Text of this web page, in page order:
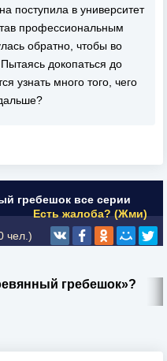
поступила в университет
профессиональным
обратно, чтобы во
докопаться до
узнать много того, чего
гребешок все серии
Есть жалоба? (Жми)
чел.)
гребешок»?